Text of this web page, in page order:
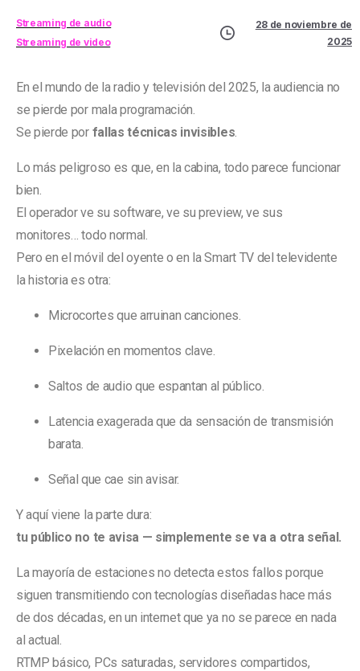
Streaming de audio
Streaming de video
28 de noviembre de
2025
En el mundo de la radio y televisión del 2025, la audiencia no
se pierde por mala programación.
Se pierde por fallas técnicas invisibles
Lo más peligroso es que, en la cabina, todo parece funcionar
bien.
El operador ve su software, ve su preview, ve sus
monitores… todo normal.
Pero en el móvil del oyente o en la Smart TV del televidente
la historia es otra:
Microcortes que arruinan canciones.
Pixelación en momentos clave.
Saltos de audio que espantan al público.
Latencia exagerada que da sensación de transmisión
barata.
Señal que cae sin avisar.
Y aquí viene la parte dura:
tu público no te avisa — simplemente se va a otra señal.
La mayoría de estaciones no detecta estos fallos porque
siguen transmitiendo con tecnologías diseñadas hace más
de dos décadas, en un internet que ya no se parece en nada
al actual.
RTMP básico, PCs saturadas, servidores compartidos,